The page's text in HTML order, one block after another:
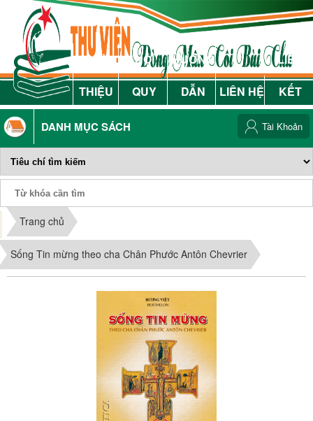
GIỚI
THIỆU
NỘI
QUY
HƯỚNG
DẪN
LIÊN HỆ
LIÊN
KẾT
DANH MỤC SÁCH Tài Khoản
Trang chủ
Sống Tin mừng theo cha Chân Phước Antôn Chevrier